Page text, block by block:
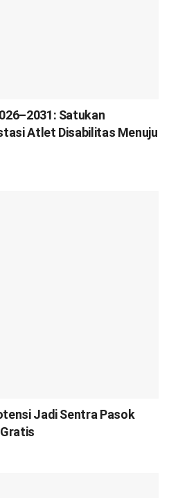
Satukan
Atlet Disabilitas Menuju
Jadi Sentra Pasok